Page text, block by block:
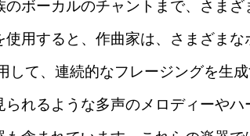
のボーカルのチャントまで、さま
用すると、作曲家は、さまざま
して、連続的なフレージングを生
られるような多声のメロディーや